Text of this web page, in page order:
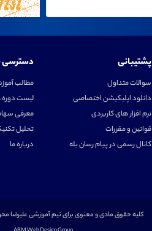
پشتیبانی
سوالات متداول
دانلود اپلیکیشن اختصاصی
نرم افزار های کاربردی
قوانین و مقررات
کانال رسمی در پیام رسان بله
دسترسی
مطالب
لیست
معرفی
تحلیل
درباره ما
کلیه حقوق مادی و معنوی برای تیم آموزشی علیرضا